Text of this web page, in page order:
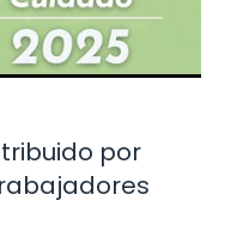
por